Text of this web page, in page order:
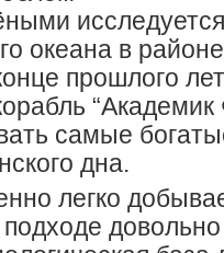
океана в
прошлого
самые
дна.
легко
довольно